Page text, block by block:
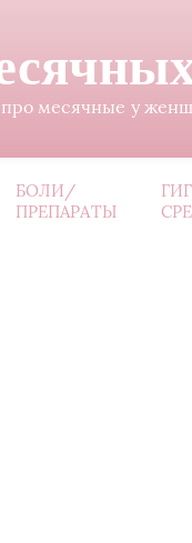
про месячные у
БОЛИ/
ПРЕПАРАТЫ